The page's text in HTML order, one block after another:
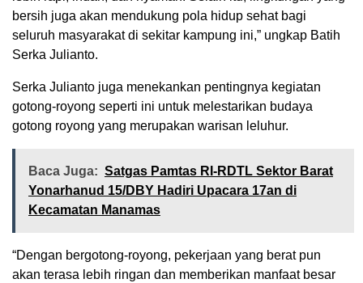
bersih juga akan mendukung pola hidup sehat bagi
seluruh masyarakat di sekitar kampung ini,” ungkap Batih
Serka Julianto.
Serka Julianto juga menekankan pentingnya kegiatan
gotong-royong seperti ini untuk melestarikan budaya
gotong royong yang merupakan warisan leluhur.
Baca Juga: Satgas Pamtas RI-RDTL Sektor Barat
Yonarhanud 15/DBY Hadiri Upacara 17an di
Kecamatan Manamas
“Dengan bergotong-royong, pekerjaan yang berat pun
akan terasa lebih ringan dan memberikan manfaat besar